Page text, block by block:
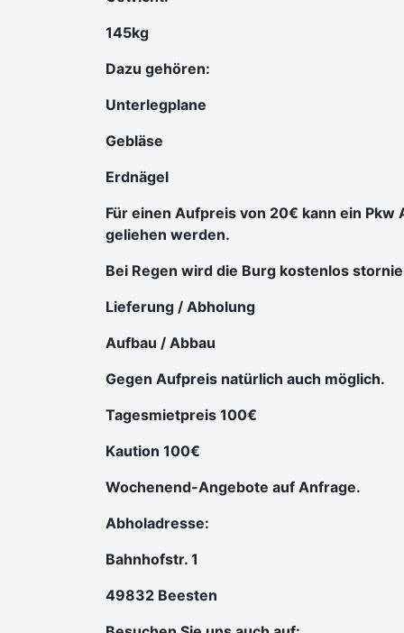
145kg
Dazu gehören:
Unterlegplane
Gebläse
Erdnägel
Für einen Aufpreis von 20€ kann ein
geliehen werden.
Bei Regen wird die Burg kostenlos
Lieferung / Abholung
Aufbau / Abbau
Gegen Aufpreis natürlich auch möglich.
Tagesmietpreis 100€
Kaution 100€
Wochenend-Angebote auf Anfrage.
Abholadresse:
Bahnhofstr. 1
49832 Beesten